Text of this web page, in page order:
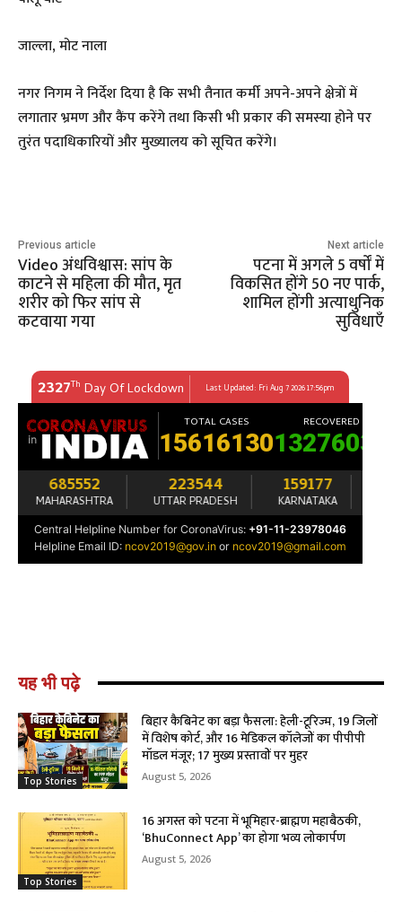
जाल्ला, मोट नाला
नगर निगम ने निर्देश दिया है कि सभी तैनात कर्मी अपने-अपने क्षेत्रों में
लगातार भ्रमण और कैंप करेंगे तथा किसी भी प्रकार की समस्या होने पर
तुरंत पदाधिकारियों और मुख्यालय को सूचित करेंगे।
Previous article
Video अंधविश्वास: सांप के
काटने से महिला की मौत, मृत
शरीर को फिर सांप से
कटवाया गया
Next article
पटना में अगले 5 वर्षों में
विकसित होंगे 50 नए पार्क,
शामिल होंगी अत्याधुनिक
सुविधाएँ
यह भी पढ़े
Top Stories
बिहार कैबिनेट का बड़ा फैसला: हेली-टूरिज्म, 19 जिलों
में विशेष कोर्ट, और 16 मेडिकल कॉलेजों का पीपीपी
मॉडल मंजूर; 17 मुख्य प्रस्तावों पर मुहर
August 5, 2026
Top Stories
16 अगस्त को पटना में भूमिहार-ब्राह्मण महाबैठकी,
‘BhuConnect App’ का होगा भव्य लोकार्पण
August 5, 2026